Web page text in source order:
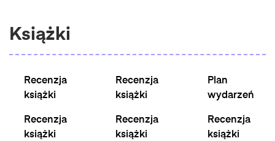
Książki
Recenzja
książki
Recenzja
książki
Recenzja
książki
Recenzja
książki
Plan
wydarzeń
Recenzja
książki